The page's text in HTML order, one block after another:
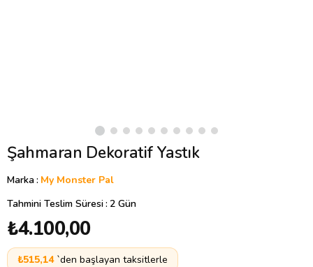
Şahmaran Dekoratif Yastık
Marka: My Monster Pal
Tahmini Teslim Süresi: 2 Gün
₺4.100,00
₺515,14 `den başlayan taksitlerle